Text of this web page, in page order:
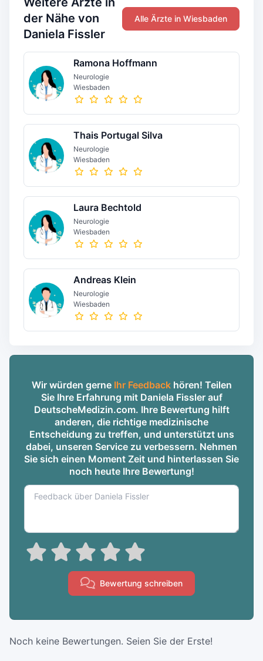
der Nähe von
Daniela Fissler
Alle Ärzte in Wiesbaden
Ramona Hoffmann
Neurologie
Wiesbaden
Thais Portugal Silva
Neurologie
Wiesbaden
Laura Bechtold
Neurologie
Wiesbaden
Andreas Klein
Neurologie
Wiesbaden
Wir würden gerne Ihr Feedbackhören! Teilen
Sie Ihre Erfahrung mit Daniela Fissler auf
DeutscheMedizin.com. Ihre Bewertung hilft
anderen, die richtige medizinische
Entscheidung zu treffen, und unterstützt uns
dabei, unseren Service zu verbessern. Nehmen
Sie sich einen Moment Zeit und hinterlassen Sie
noch heute Ihre Bewertung!
Bewertung schreiben
Noch keine Bewertungen. Seien Sie der Erste!